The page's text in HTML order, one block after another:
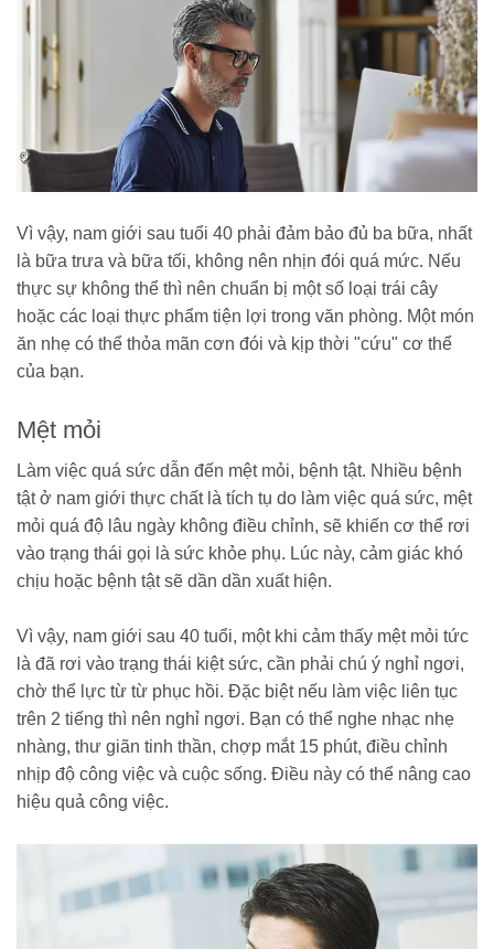
Vì vậy, nam giới sau tuổi 40 phải đảm bảo đủ ba bữa, nhất
là bữa trưa và bữa tối, không nên nhịn đói quá mức. Nếu
thực sự không thể thì nên chuẩn bị một số loại trái cây
hoặc các loại thực phẩm tiện lợi trong văn phòng. Một món
ăn nhẹ có thể thỏa mãn cơn đói và kịp thời "cứu" cơ thể
của bạn.
Mệt mỏi
Làm việc quá sức dẫn đến mệt mỏi, bệnh tật. Nhiều bệnh
tật ở nam giới thực chất là tích tụ do làm việc quá sức, mệt
mỏi quá độ lâu ngày không điều chỉnh, sẽ khiến cơ thể rơi
vào trạng thái gọi là sức khỏe phụ. Lúc này, cảm giác khó
chịu hoặc bệnh tật sẽ dần dần xuất hiện.
Vì vậy, nam giới sau 40 tuổi, một khi cảm thấy mệt mỏi tức
là đã rơi vào trạng thái kiệt sức, cần phải chú ý nghỉ ngơi,
chờ thể lực từ từ phục hồi. Đặc biệt nếu làm việc liên tục
trên 2 tiếng thì nên nghỉ ngơi. Bạn có thể nghe nhạc nhẹ
nhàng, thư giãn tinh thần, chợp mắt 15 phút, điều chỉnh
nhịp độ công việc và cuộc sống. Điều này có thể nâng cao
hiệu quả công việc.